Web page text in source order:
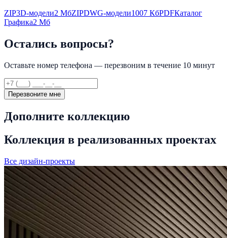
ZIP3D-модели2 МбZIPDWG-модели1007 КбPDFКаталог
Графика2 Мб
Остались вопросы?
Оставьте номер телефона — перезвоним в течение 10 минут
Перезвоните мне
Дополните коллекцию
Коллекция в реализованных проектах
Все дизайн-проекты